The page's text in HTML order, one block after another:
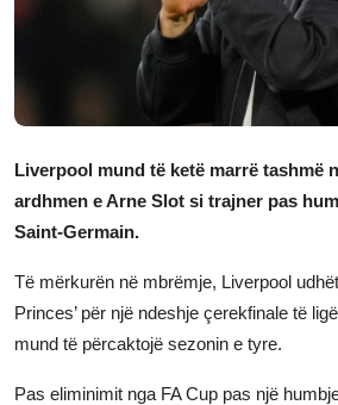
Liverpool mund të ketë marrë tashmë
ardhmen e Arne Slot si trajner pas
Saint-Germain.
Të mërkurën në mbrëmje, Liverpool
Princes’ për një ndeshje çerekfinale të
mund të përcaktojë sezonin e tyre.
Pas eliminimit nga FA Cup pas një